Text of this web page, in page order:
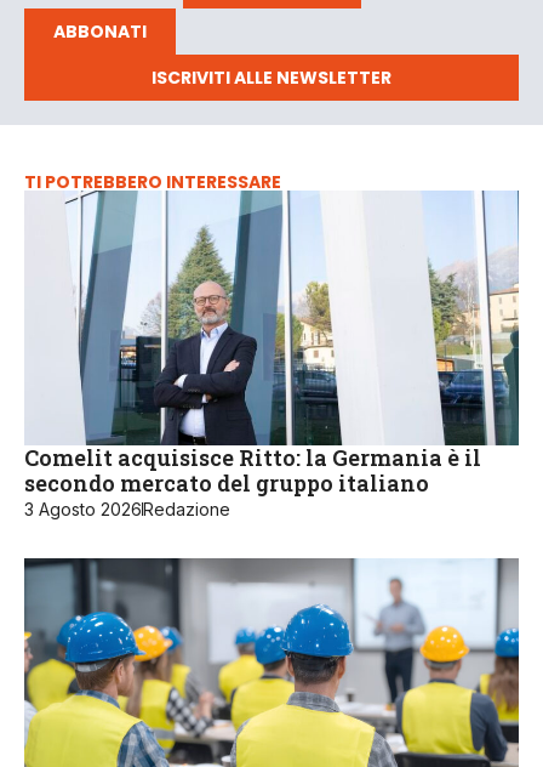
ABBONATI
ISCRIVITI ALLE NEWSLETTER
TI POTREBBERO INTERESSARE
Comelit acquisisce Ritto: la Germania è il
secondo mercato del gruppo italiano
3 Agosto 2026Redazione